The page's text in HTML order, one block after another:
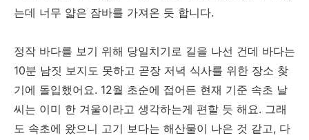
는데 너무 얇은 잠바를 가져온 듯 합니다.
정작 바다를 보기 위해 당일치기로 길을 나선 건데 바다는
10분 남짓 보지도 못하고 곧장 저녁 식사를 위한 장소 찾
기에 돌입했어요. 12월 초순에 접어든 현재 기준 속초 날
씨는 이미 한 겨울이라고 생각하는게 편할 듯 해요. 그래
도 속초에 왔으니 고기 보다는 해산물이 나은 것 같고, 다